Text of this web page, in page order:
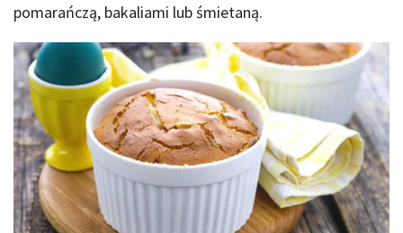
pomarańczą, bakaliami lub śmietaną.